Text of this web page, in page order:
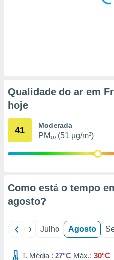
medir
da
medir o
dos
de
fontes,
dados
Qualidade do ar em
hoje
41 Moderada
PM₁₀ (51 µg/m³)
Como está o tempo
agosto?
Junho Julho Agosto
T. Média : 27°C Máx.: 30°C